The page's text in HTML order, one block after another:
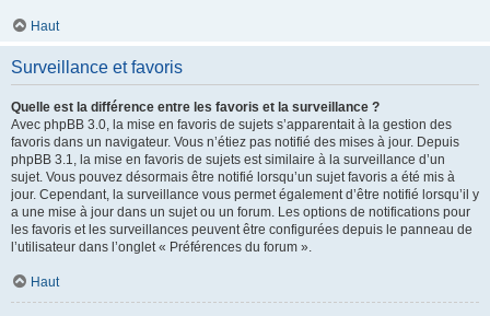
Haut
Surveillance et favoris
Quelle est la différence entre les favoris et la surveillance ?
Avec phpBB 3.0, la mise en favoris de sujets s’apparentait à la gestion des
favoris dans un navigateur. Vous n’étiez pas notifié des mises à jour. Depuis
phpBB 3.1, la mise en favoris de sujets est similaire à la surveillance d’un
sujet. Vous pouvez désormais être notifié lorsqu’un sujet favoris a été mis à
jour. Cependant, la surveillance vous permet également d’être notifié lorsqu’il y
a une mise à jour dans un sujet ou un forum. Les options de notifications pour
les favoris et les surveillances peuvent être configurées depuis le panneau de
l’utilisateur dans l’onglet « Préférences du forum ».
Haut